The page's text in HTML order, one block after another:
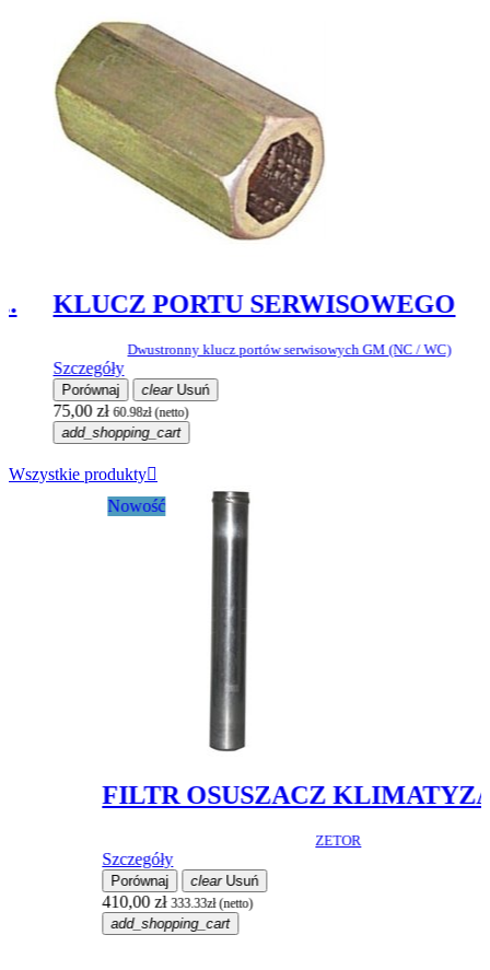
KLUCZ PORTU SERWISOWEGO
Dwustronny klucz portów serwisowych GM (NC / WC)
Szczegóły
Porównaj clear Usuń
75,00 zł60.98zł (netto)
add_shopping_cart
Wszystkie produkty
FILTR OSUSZACZ KLIMATYZACJI...
clearUsuń
333.33zł (netto)
add_shopping_cart